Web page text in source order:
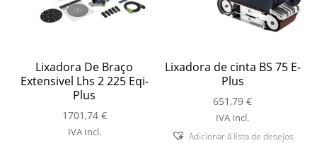
Lixadora De Braço
Extensivel Lhs 2 225 Eqi-
Plus
1701,74 €
IVA Incl.
Lixadora de cinta BS 75 E-
Plus
651,79€
IVA Incl.
Adicionar á lista de desejos